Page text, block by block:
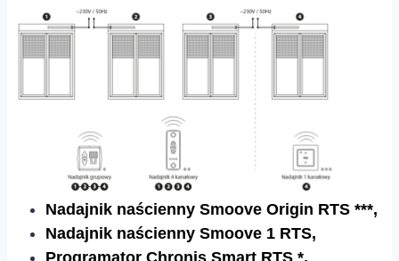
Nadajnik naścienny Smoove Origin RTS ***,
Nadajnik naścienny Smoove 1 RTS,
Programator Chronis Smart RTS *,